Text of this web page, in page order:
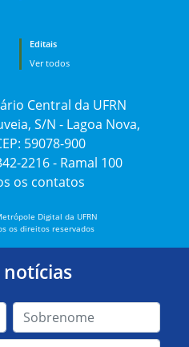
Editais
Ver todos
Central da UFRN
S/N - Lagoa Nova,
59078-900
2216 - Ramal 100
os contatos
Digital da UFRN
os direitos reservados
notícias